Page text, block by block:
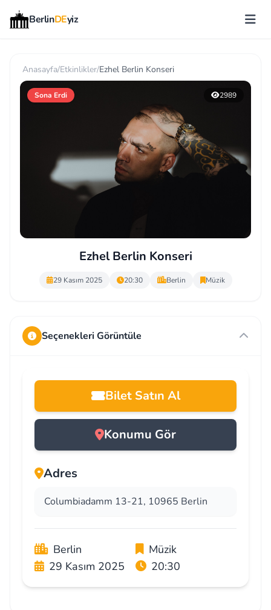
BerlinDEyiz
Anasayfa/Etkinlikler/Ezhel Berlin Konseri
Sona Erdi 2989
Ezhel Berlin Konseri
29 Kasım 2025 20:30 Berlin Müzik
Seçenekleri Görüntüle
Bilet Satın Al
Konumu Gör
Adres
Columbiadamm 13-21, 10965 Berlin
Berlin
Müzik
29 Kasım 2025
20:30